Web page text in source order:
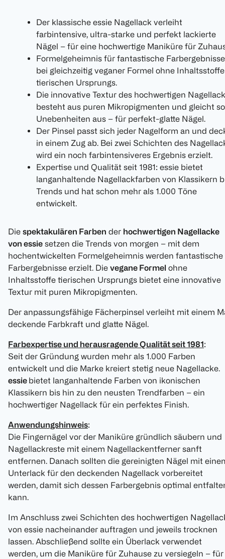
Der klassische essie Nagellack verleiht
farbintensive, ultra-starke und perfekt lackierte
Nägel – für eine hochwertige Maniküre für
Formelgeheimnis für fantastische
bei gleichzeitig veganer Formel ohne Inhaltsstoffe
tierischen Ursprungs.
Die innovative Textur des hochwertigen
besteht aus puren Mikropigmenten und gleicht so
Unebenheiten aus – für perfekt-glatte Nägel.
Der Pinsel passt sich jeder Nagelform an und
in einem Zug ab. Bei zwei Schichten des
wird ein noch farbintensiveres Ergebnis erzielt.
Expertise und Qualität seit 1981: essie bietet
langanhaltende Nagellackfarben von Klassikern
Trends und hat schon mehr als 1.000 Töne
entwickelt.
Die spektakulären Farben der hochwertigen Nagellacke
von essie setzen die Trends von morgen – mit dem
hochentwickelten Formelgeheimnis werden fantastische
Farbergebnisse erzielt. Die vegane Formel ohne
Inhaltsstoffe tierischen Ursprungs bietet eine innovative
Textur mit puren Mikropigmenten.
Der anpassungsfähige Fächerpinsel verleiht mit einem
deckende Farbkraft und glatte Nägel.
Farbexpertise und herausragende Qualität seit 1981:
Seit der Gründung wurden mehr als 1.000 Farben
entwickelt und die Marke kreiert stetig neue Nagellacke.
essie bietet langanhaltende Farben von ikonischen
Klassikern bis hin zu den neusten Trendfarben – ein
hochwertiger Nagellack für ein perfektes Finish.
Anwendungshinweis:
Die Fingernägel vor der Maniküre gründlich säubern und
Nagellackreste mit einem Nagellackentferner sanft
entfernen. Danach sollten die gereinigten Nägel mit
Unterlack für den deckenden Nagellack vorbereitet
werden, damit sich dessen Farbergebnis optimal
kann.
Im Anschluss zwei Schichten des hochwertigen
von essie nacheinander auftragen und jeweils trocknen
lassen. Abschließend sollte ein Überlack verwendet
werden, um die Maniküre für Zuhause zu versiegeln – für